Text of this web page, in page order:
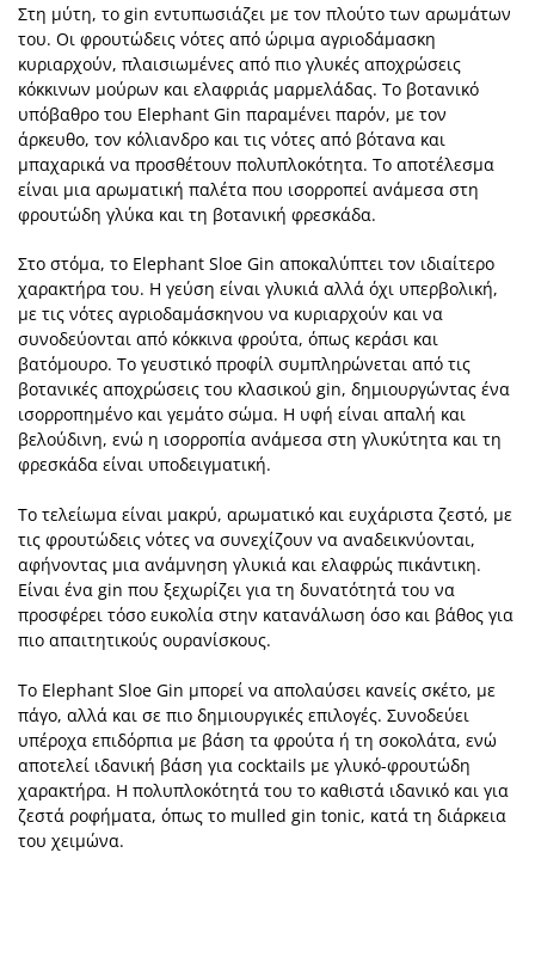
Στη μύτη, το gin εντυπωσιάζει με τον πλούτο των αρωμάτων
του. Οι φρουτώδεις νότες από ώριμα αγριοδάμασκη
κυριαρχούν, πλαισιωμένες από πιο γλυκές αποχρώσεις
κόκκινων μούρων και ελαφριάς μαρμελάδας. Το βοτανικό
υπόβαθρο του Elephant Gin παραμένει παρόν, με τον
άρκευθο, τον κόλιανδρο και τις νότες από βότανα και
μπαχαρικά να προσθέτουν πολυπλοκότητα. Το αποτέλεσμα
είναι μια αρωματική παλέτα που ισορροπεί ανάμεσα στη
φρουτώδη γλύκα και τη βοτανική φρεσκάδα.
Στο στόμα, το Elephant Sloe Gin αποκαλύπτει τον ιδιαίτερο
χαρακτήρα του. Η γεύση είναι γλυκιά αλλά όχι υπερβολική,
με τις νότες αγριοδαμάσκηνου να κυριαρχούν και να
συνοδεύονται από κόκκινα φρούτα, όπως κεράσι και
βατόμουρο. Το γευστικό προφίλ συμπληρώνεται από τις
βοτανικές αποχρώσεις του κλασικού gin, δημιουργώντας ένα
ισορροπημένο και γεμάτο σώμα. Η υφή είναι απαλή και
βελούδινη, ενώ η ισορροπία ανάμεσα στη γλυκύτητα και τη
φρεσκάδα είναι υποδειγματική.
Το τελείωμα είναι μακρύ, αρωματικό και ευχάριστα ζεστό, με
τις φρουτώδεις νότες να συνεχίζουν να αναδεικνύονται,
αφήνοντας μια ανάμνηση γλυκιά και ελαφρώς πικάντικη.
Είναι ένα gin που ξεχωρίζει για τη δυνατότητά του να
προσφέρει τόσο ευκολία στην κατανάλωση όσο και βάθος για
πιο απαιτητικούς ουρανίσκους.
Το Elephant Sloe Gin μπορεί να απολαύσει κανείς σκέτο, με
πάγο, αλλά και σε πιο δημιουργικές επιλογές. Συνοδεύει
υπέροχα επιδόρπια με βάση τα φρούτα ή τη σοκολάτα, ενώ
αποτελεί ιδανική βάση για cocktails με γλυκό-φρουτώδη
χαρακτήρα. Η πολυπλοκότητά του το καθιστά ιδανικό και για
ζεστά ροφήματα, όπως το mulled gin tonic, κατά τη διάρκεια
του χειμώνα.